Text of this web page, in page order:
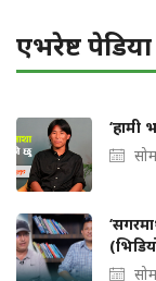
एभरेष्ट
‘हामी